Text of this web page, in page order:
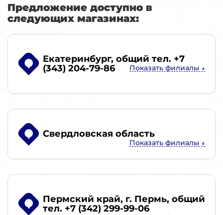
Предложение доступно в
следующих магазинах:
Екатеринбург, общий тел. +7
(343) 204-79-86
Свердловская область
Пермский край, г. Пермь, общий
тел. +7 (342) 299-99-06